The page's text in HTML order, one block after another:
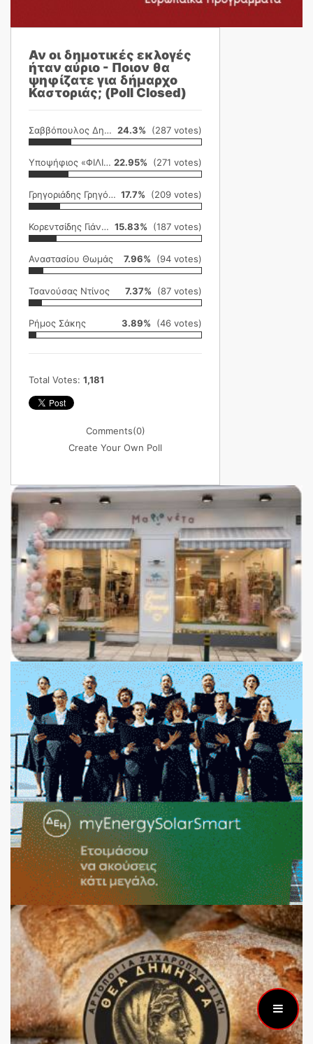
Αν οι δημοτικές εκλογές
ήταν αύριο - Ποιον θα
ψηφίζατε για δήμαρχο
Καστοριάς; (Poll Closed)
Σαββόπουλος Δημήτρης 24.3% (287 votes)
Υποψήφιος «ΦΙΛΙΚΗ ΕΤΑΙΡΕΙΑ» 22.95% (271 votes)
Γρηγοριάδης Γρηγόρης 17.7% (209 votes)
Κορεντσίδης Γιάννης 15.83% (187 votes)
Αναστασίου Θωμάς 7.96% (94 votes)
Τσανούσας Ντίνος 7.37% (87 votes)
Ρήμος Σάκης 3.89% (46 votes)
Total Votes: 1,181
Comments(0)
Create Your Own Poll